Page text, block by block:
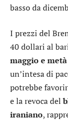
basso da
I prezzi del
40 dollari al
maggio e
un’intesa di
potrebbe
e la revoca del
iraniano,